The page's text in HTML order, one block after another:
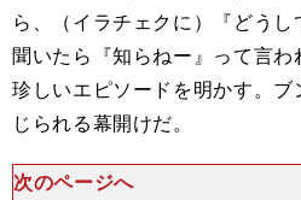
ら、（イラチェクに）『どう
聞いたら『知らねー』って言
珍しいエピソードを明かす。
じられる幕開けだ。
次のページへ